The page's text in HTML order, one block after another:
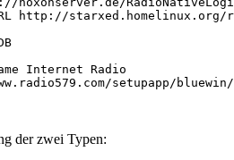
http://
Internet Radio
setupapp/
der zwei Typen: